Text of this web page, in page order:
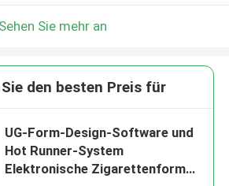
Sehen Sie mehr an
den besten Preis für
UG-Form-Design-Software und
Hot Runner-System
Elektronische Zigarettenform